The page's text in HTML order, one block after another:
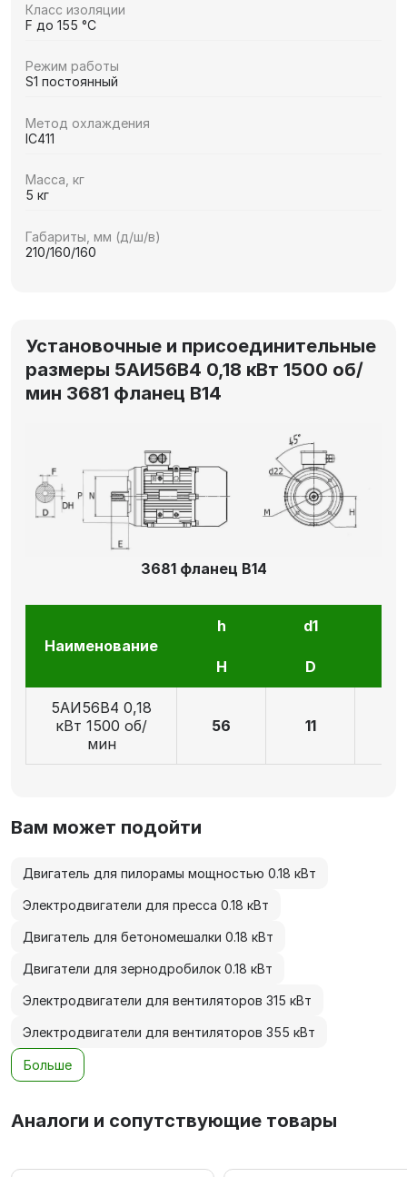
Класс изоляции
F до 155 °C
Режим работы
S1 постоянный
Метод охлаждения
IC411
Масса, кг
5 кг
Габариты, мм (д/ш/в)
210/160/160
Установочные и присоединительные
размеры 5АИ56В4 0,18 кВт 1500 об/
мин 3681 фланец В14
3681 фланец В14
Наименование
h d1
H D
5АИ56В4 0,18
кВт 1500 об/
мин
56 11
Вам может подойти
Двигатель для пилорамы мощностью 0.18 кВт
Электродвигатели для пресса 0.18 кВт
Двигатель для бетономешалки 0.18 кВт
Двигатели для зернодробилок 0.18 кВт
Электродвигатели для вентиляторов 315 кВт
Электродвигатели для вентиляторов 355 кВт
Больше
Аналоги и сопутствующие товары